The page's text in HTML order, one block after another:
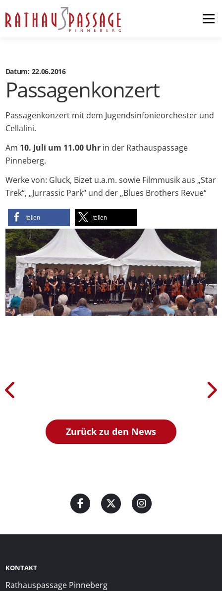
Menü
News & Events
Datum: 22.06.2016
Passagenkonzert
Passagenkonzert mit dem Jugendsinfonieorchester und
Cellalini.
Am 10. Juli um 11.00 Uhrin der Rathauspassage
Pinneberg.
Werke von: Gluck, Bizet u.a.m. sowie Filmmusik aus „Star
Trek“, „Jurrassic Park“ und der „Blues Brothers Revue“
teilen teilen
Zurück zu den News
KONTAKT
Rathauspassage Pinneberg